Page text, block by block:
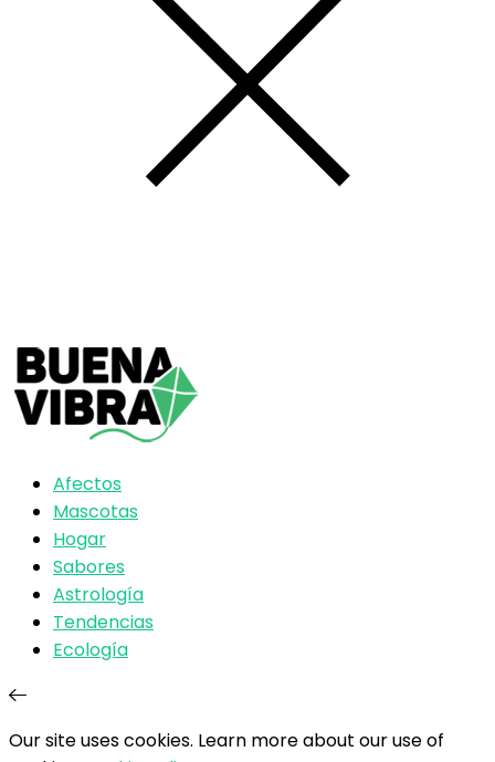
Afectos
Mascotas
Hogar
Sabores
Astrología
Tendencias
Ecología
Our site uses cookies. Learn more about our use of